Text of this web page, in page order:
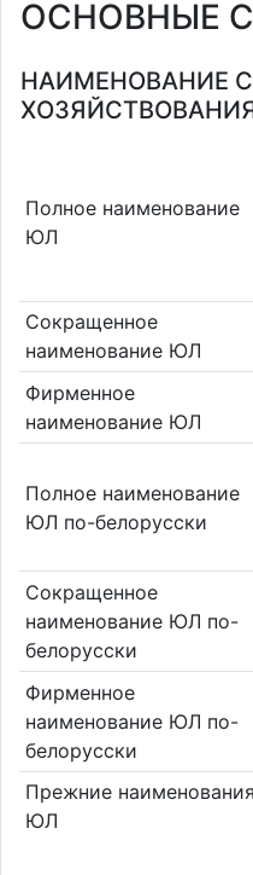
ОСНОВНЫЕ
НАИМЕНОВАНИЕ
Полное наименование
ЮЛ
Сокращенное
наименование ЮЛ
Фирменное
наименование ЮЛ
Полное наименование
ЮЛ по-белорусски
Сокращенное
наименование ЮЛ по-
белорусски
Фирменное
наименование ЮЛ по-
белорусски
Прежние наименования
ЮЛ